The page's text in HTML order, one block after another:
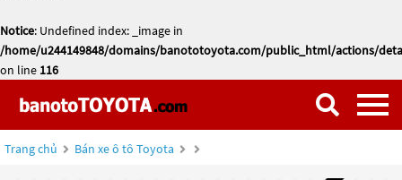
Notice: Undefined index: _image in
/home/u244149848/domains/banototoyota.com/public_html/actions/
on line 116
Trang chủ Bán xe ô tô Toyota